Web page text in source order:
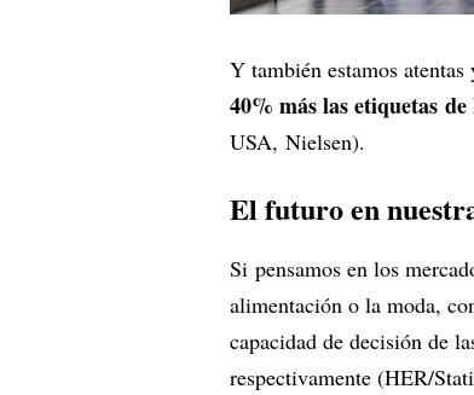
Y también estamos
40% más las etiquetas
USA, Nielsen).
El futuro en
Si pensamos en los
alimentación o la moda,
capacidad de decisión de
respectivamente (HER/